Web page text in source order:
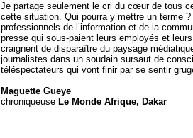
Je partage seulement le cri du cœur de tous
cette situation. Qui pourra y mettre un terme
professionnels de l’information et de la
presse qui sous-paient leurs employés et
craignent de disparaître du paysage
journalistes dans un soudain sursaut de
téléspectateurs qui vont finir par se sentir
Maguette Gueye
chroniqueuse Le Monde Afrique, Dakar